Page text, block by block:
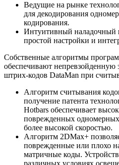
Ведущие на рынке
для декодирования
кодирования.
Интуитивный наладочный
простой настройки и
Собственные алгоритмы
обеспечивают непревзойденную
штрих-кодов DataMan при
Aлгоритм считывания
получение патента
Hotbars обеспечивает
поврежденных
более высокой скоростью.
Aлгоритм 2DMax+
поврежденные или плохо
матричные коды.